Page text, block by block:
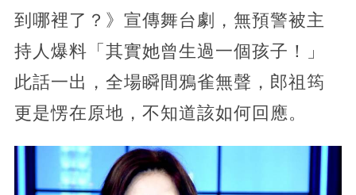
到哪裡了？》宣傳舞台劇，無預警被主
持人爆料「其實她曾生過一個孩子！」
此話一出，全場瞬間鴉雀無聲，郎祖筠
更是愣在原地，不知道該如何回應。